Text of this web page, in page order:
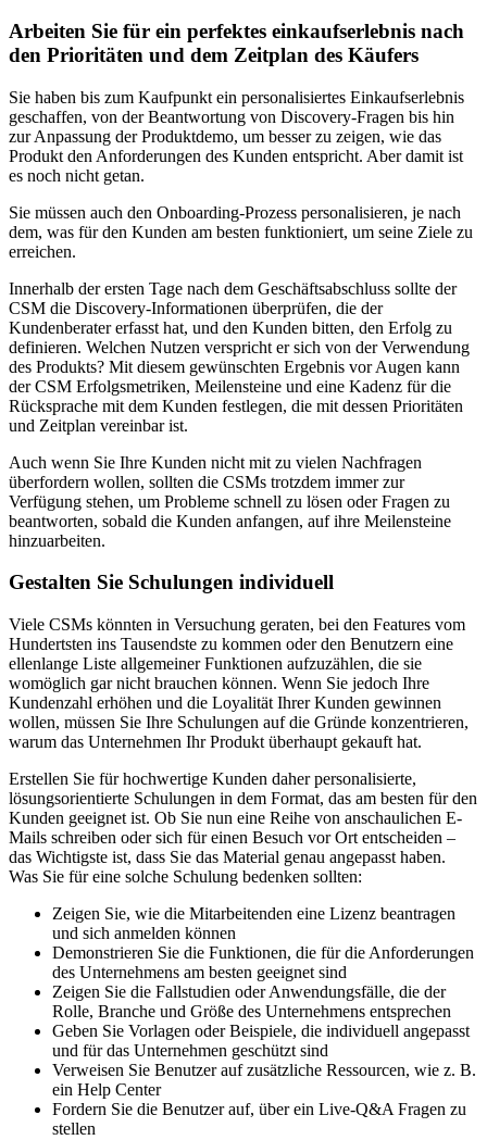
Arbeiten Sie für ein perfektes einkaufserlebnis nach
den Prioritäten und dem Zeitplan des Käufers
Sie haben bis zum Kaufpunkt ein personalisiertes Einkaufserlebnis
geschaffen, von der Beantwortung von Discovery-Fragen bis hin
zur Anpassung der Produktdemo, um besser zu zeigen, wie das
Produkt den Anforderungen des Kunden entspricht. Aber damit ist
es noch nicht getan.
Sie müssen auch den Onboarding-Prozess personalisieren, je nach
dem, was für den Kunden am besten funktioniert, um seine Ziele zu
erreichen.
Innerhalb der ersten Tage nach dem Geschäftsabschluss sollte der
CSM die Discovery-Informationen überprüfen, die der
Kundenberater erfasst hat, und den Kunden bitten, den Erfolg zu
definieren. Welchen Nutzen verspricht er sich von der Verwendung
des Produkts? Mit diesem gewünschten Ergebnis vor Augen kann
der CSM Erfolgsmetriken, Meilensteine und eine Kadenz für die
Rücksprache mit dem Kunden festlegen, die mit dessen Prioritäten
und Zeitplan vereinbar ist.
Auch wenn Sie Ihre Kunden nicht mit zu vielen Nachfragen
überfordern wollen, sollten die CSMs trotzdem immer zur
Verfügung stehen, um Probleme schnell zu lösen oder Fragen zu
beantworten, sobald die Kunden anfangen, auf ihre Meilensteine
hinzuarbeiten.
Gestalten Sie Schulungen individuell
Viele CSMs könnten in Versuchung geraten, bei den Features vom
Hundertsten ins Tausendste zu kommen oder den Benutzern eine
ellenlange Liste allgemeiner Funktionen aufzuzählen, die sie
womöglich gar nicht brauchen können. Wenn Sie jedoch Ihre
Kundenzahl erhöhen und die Loyalität Ihrer Kunden gewinnen
wollen, müssen Sie Ihre Schulungen auf die Gründe konzentrieren,
warum das Unternehmen Ihr Produkt überhaupt gekauft hat.
Erstellen Sie für hochwertige Kunden daher personalisierte,
lösungsorientierte Schulungen in dem Format, das am besten für den
Kunden geeignet ist. Ob Sie nun eine Reihe von anschaulichen E-
Mails schreiben oder sich für einen Besuch vor Ort entscheiden –
das Wichtigste ist, dass Sie das Material genau angepasst haben.
Was Sie für eine solche Schulung bedenken sollten:
Zeigen Sie, wie die Mitarbeitenden eine Lizenz beantragen
und sich anmelden können
Demonstrieren Sie die Funktionen, die für die Anforderungen
des Unternehmens am besten geeignet sind
Zeigen Sie die Fallstudien oder Anwendungsfälle, die der
Rolle, Branche und Größe des Unternehmens entsprechen
Geben Sie Vorlagen oder Beispiele, die individuell angepasst
und für das Unternehmen geschützt sind
Verweisen Sie Benutzer auf zusätzliche Ressourcen, wie z. B.
ein Help Center
Fordern Sie die Benutzer auf, über ein Live-Q&A Fragen zu
stellen